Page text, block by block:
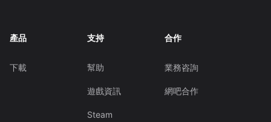
產品
下載
支持
幫助
遊戲資訊
Steam
合作
業務咨詢
網吧合作